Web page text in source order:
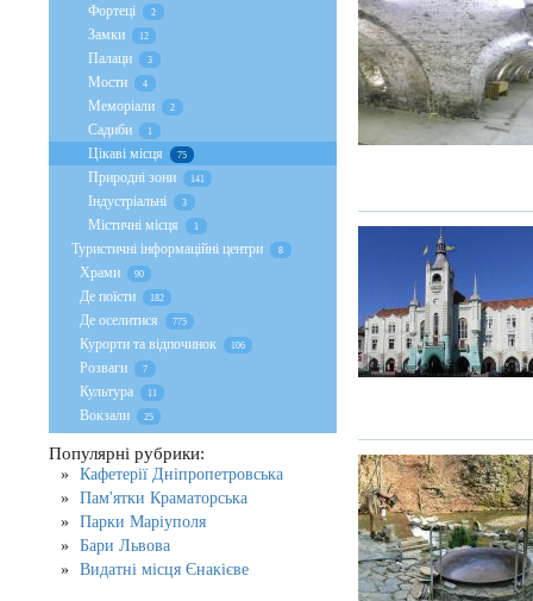
Фортеці 2
Замки 12
Палаци 3
Мости 4
Меморіали 2
Садиби 1
Цікаві місця 75
Природні зони 141
Індустріальні 3
Містичні місця 1
Туристичні інформаційні центри 8
Храми 90
Де поїсти 182
Де оселитися 775
Курорти та відпочинок 106
Розваги 7
Культура 11
Вокзали 25
Популярні рубрики:
Кафетерії Дніпропетровська
Пам'ятки Краматорська
Парки Маріуполя
Бари Львова
Видатні місця Єнакієве